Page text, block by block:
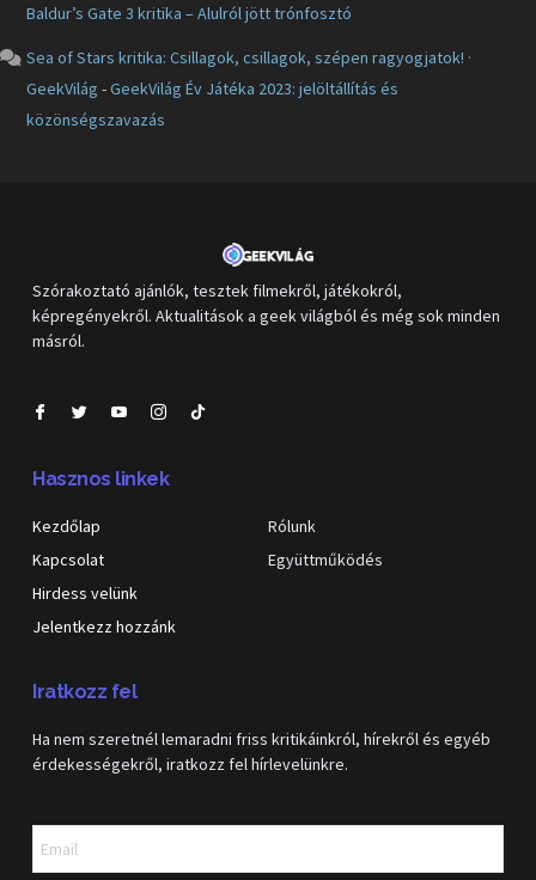
Baldur’s Gate 3 kritika – Alulról jött trónfosztó
Sea of Stars kritika: Csillagok, csillagok, szépen ragyogjatok! ·
GeekVilág -GeekVilág Év Játéka 2023: jelöltállítás és
közönségszavazás
Szórakoztató ajánlók, tesztek filmekről, játékokról,
képregényekről. Aktualitások a geek világból és még sok minden
másról.
Hasznos linkek
Kezdőlap
Kapcsolat
Hirdess velünk
Jelentkezz hozzánk
Rólunk
Együttműködés
Iratkozz fel
Ha nem szeretnél lemaradni friss kritikáinkról, hírekről és egyéb
érdekességekről, iratkozz fel hírlevelünkre.